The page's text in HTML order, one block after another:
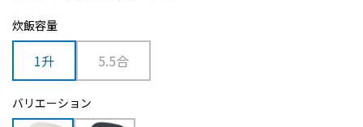
炊飯容量
1升 5.5合
バリエーション